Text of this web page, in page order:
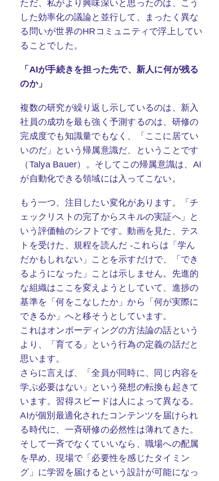
ただ、私がより興味深いと思ったのは、こう
した効率化の議論と並行して、まったく異な
る問いが世界のHRコミュニティで浮上してい
ることでした。
「AIが手続きを担った先で、新人に何が残る
のか」
複数の研究が繰り返し示しているのは、新入
社員の成功を最も強く予測するのは、研修の
完成度でも知識量でもなく、「ここに居てい
いのだ」という帰属意識だ、ということです
（Talya Bauer）。そしてこの帰属意識は、AI
が自動化できる領域には入ってこない。
もう一つ、注目したい変化があります。「チ
ェックリストの完了からスキルの実証へ」と
いう評価軸のシフトです。動画を見た、テス
トを受けた、規程を読んだ -これらは「学ん
だかもしれない」ことを示すだけで、「でき
るようになった」ことは示しません。先進的
な組織はここを変えようとしていて、進捗の
基準を「何をこなしたか」から「何が実際に
できるか」へと移そうとしています。
これはオンボーディングの方法論の話という
より、「育てる」という行為の定義の話だと
思います。
さらに言えば、「全員が同時に、同じ内容を
学ぶ必要はない」という発想の転換も起きて
います。習得スピードは人によって異なる。
AIが個別最適化されたコンテンツを届けられ
る時代に、一斉研修の必然性は薄れてきた。
そして一斉でなくていいなら、職場への配属
を早め、現場で「必要性を感じたタイミン
グ」に学習を届けるという設計が可能になっ